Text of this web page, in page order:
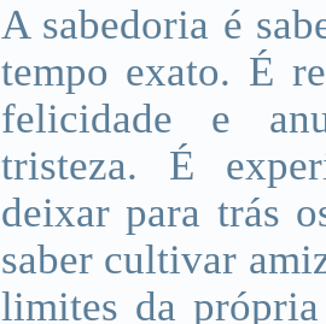
A sabedoria é
tempo exato. É
felicidade e
tristeza. É
deixar para trás
saber cultivar
limites da própria